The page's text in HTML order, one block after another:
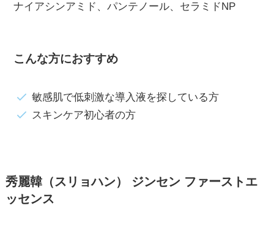
ナイアシンアミド、パンテノール、セラミドNP
こんな方におすすめ
敏感肌で低刺激な導入液を探している方
スキンケア初心者の方
秀麗韓（スリョハン） ジンセン ファーストエ
ッセンス